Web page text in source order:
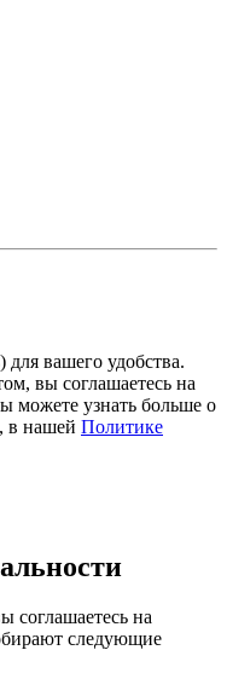
вашего удобства.
вы соглашаетесь на
можете узнать больше о
в нашей Политике
соглашаетесь на
следующие